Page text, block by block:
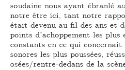
soudaine nous ayant ébranlé
notre être ici, tant notre
était devenu au fil des ans et
points d’achoppement les
constants en ce qui
sonores les plus poussées,
osées/rentre-dedans de la